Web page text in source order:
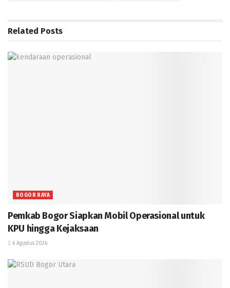
Related Posts
BOGOR RAYA
Pemkab Bogor Siapkan Mobil Operasional untuk
KPU hingga Kejaksaan
6 Agustus 2026